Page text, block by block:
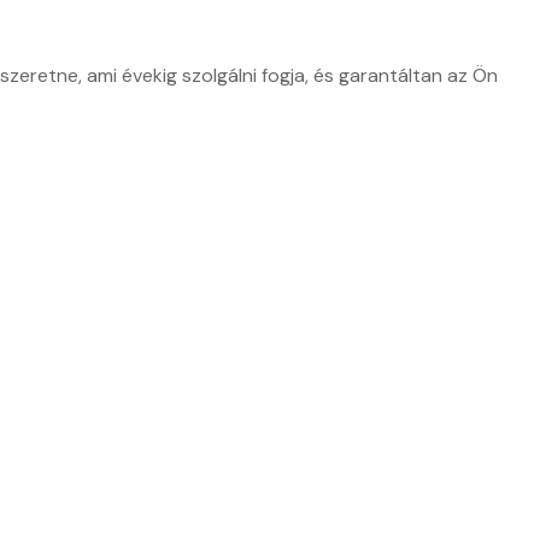
ami évekig szolgálni fogja, és garantáltan az Ön